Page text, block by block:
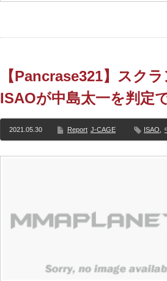
【Pancrase321】スク
ISAOが中島太一を判定
2021.05.30 Report J-CAGE ISAO